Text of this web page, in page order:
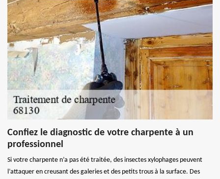
Confiez le diagnostic de votre charpente à un
professionnel
Si votre charpente n’a pas été traitée, des insectes xylophages peuvent
l’attaquer en creusant des galeries et des petits trous à la surface. Des